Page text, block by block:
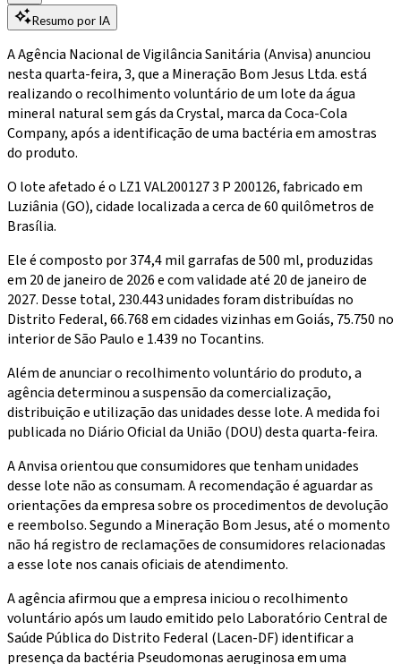
Resumo por IA
A Agência Nacional de Vigilância Sanitária (Anvisa) anunciou
nesta quarta-feira, 3, que a Mineração Bom Jesus Ltda. está
realizando o recolhimento voluntário de um lote da água
mineral natural sem gás da Crystal, marca da Coca-Cola
Company, após a identificação de uma bactéria em amostras
do produto.
O lote afetado é o LZ1 VAL200127 3 P 200126, fabricado em
Luziânia (GO), cidade localizada a cerca de 60 quilômetros de
Brasília.
Ele é composto por 374,4 mil garrafas de 500 ml, produzidas
em 20 de janeiro de 2026 e com validade até 20 de janeiro de
2027. Desse total, 230.443 unidades foram distribuídas no
Distrito Federal, 66.768 em cidades vizinhas em Goiás, 75.750 no
interior de São Paulo e 1.439 no Tocantins.
Além de anunciar o recolhimento voluntário do produto, a
agência determinou a suspensão da comercialização,
distribuição e utilização das unidades desse lote. A medida foi
publicada no Diário Oficial da União (DOU) desta quarta-feira.
A Anvisa orientou que consumidores que tenham unidades
desse lote não as consumam. A recomendação é aguardar as
orientações da empresa sobre os procedimentos de devolução
e reembolso. Segundo a Mineração Bom Jesus, até o momento
não há registro de reclamações de consumidores relacionadas
a esse lote nos canais oficiais de atendimento.
A agência afirmou que a empresa iniciou o recolhimento
voluntário após um laudo emitido pelo Laboratório Central de
Saúde Pública do Distrito Federal (Lacen-DF) identificar a
presença da bactéria Pseudomonas aeruginosa em uma